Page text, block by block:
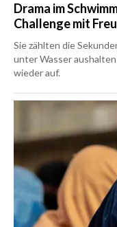
Drama im
Challenge mit
Sie zählten die
unter Wasser
wieder auf.